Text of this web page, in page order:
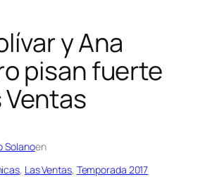
y Ana
pisan fuerte
Ventas
Solanoen
, Las Ventas, Temporada 2017